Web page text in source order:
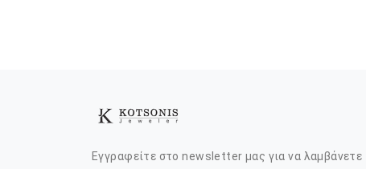
Εγγραφείτε στο newsletter μας για να λαμβάνετε